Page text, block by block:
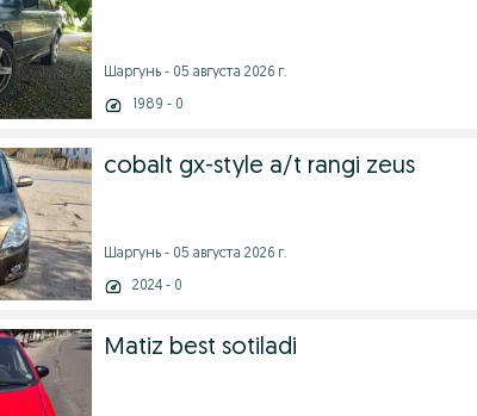
Шаргунь - 05 августа 2026 г.
1989 - 0
cobalt gx-style a/t rangi zeus
Шаргунь - 05 августа 2026 г.
2024 - 0
Matiz best sotiladi